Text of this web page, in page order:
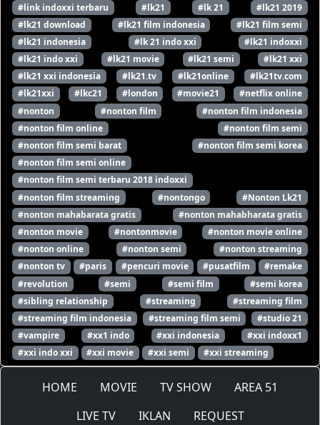
#link indoxxi terbaru
#lk21 #lk 21
#lk21 2019
#lk21 download
#lk21 film indonesia
#lk21 film semi
#lk21 indonesia
#lk 21 indo xxi
#lk21 indoxxi
#lk21 indo xxi
#lk21 movie #lk21 semi
#lk21 xxi
#lk21 xxi indonesia
#lk21.tv #lk21online
#lk21tv.com
#lk21xxi
#lkc21 #london #movie21
#netflix online
#nonton
#nonton film
#nonton film indonesia
#nonton film online
#nonton film semi
#nonton film semi barat
#nonton film semi korea
#nonton film semi online
#nonton film semi terbaru 2018 indoxxi
#nonton film streaming
#nontongo
#Nonton Lk21
#nonton mahabarata gratis
#nonton mahabharata gratis
#nonton movie
#nontonmovie
#nonton movie online
#nonton online
#nonton semi
#nonton streaming
#nonton tv
#paris #pencuri movie #pusatfilm
#remake
#revolution
#semi #semi film
#semi korea
#sibling relationship
#streaming
#streaming film
#streaming film indonesia
#streaming film semi
#studio 21
#vampire
#xx1 indo #xxi indonesia
#xxi indoxx1
#xxi indo xxi
#xxi movie #xxi semi #xxi streaming
HOME MOVIE TV SHOW
AREA 51
LIVE TV
IKLAN REQUEST